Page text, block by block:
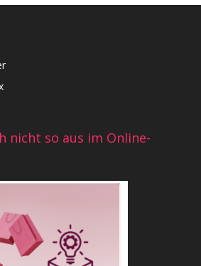
nicht so aus im Online-